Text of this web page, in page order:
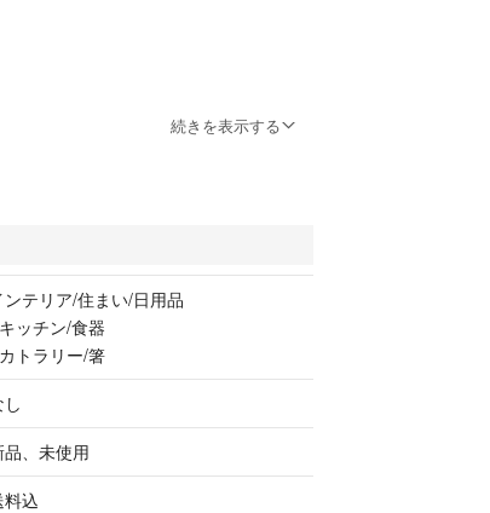
から数点を置いてみました。高級な本漆
#お買い得漆器お探しの方
出品しておりますので、是非覗いてみて下
続きを表示する
ンテリア/住まい/日用品
キッチン/食器
カトラリー/箸
し
品、未使用
料込